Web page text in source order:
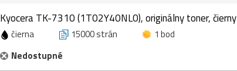
Kyocera TK-7310 (1T02Y40NL0), originálny toner, čierny
čierna 15000 strán
1 bod
Nedostupné